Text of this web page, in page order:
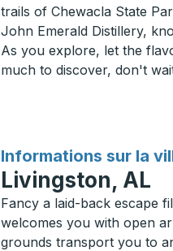
trails of Chewacla State
John Emerald Distillery,
As you explore, let the
much to discover, don't
Informations sur la
pour
Livingston, AL
Fancy a laid-back escape
welcomes you with open
grounds transport you to